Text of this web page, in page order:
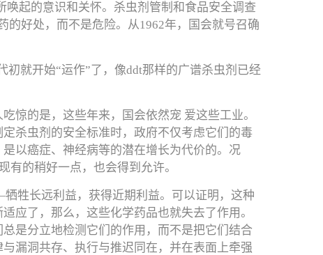
唤起的意识和关怀。杀虫剂管制和食品安全调查
的好处，而不是危险。从1962年，国会就号召确
就开始“运作”了，像ddt那样的广谱杀虫剂已经
惊的是，这些年来，国会依然宠 爱这些工业。
杀虫剂的安全标准时，政府不仅考虑它们的毒
以癌症、神经病等的潜在增长为代价的。况
的稍好一点，也会得到允许。
牲长远利益，获得近期利益。可以证明，这种
应了，那么，这些化学药品也就失去了作用。
是分立地检测它们的作用，而不是把它们结合
漏洞共存、执行与推迟同在，并在表面上牵强